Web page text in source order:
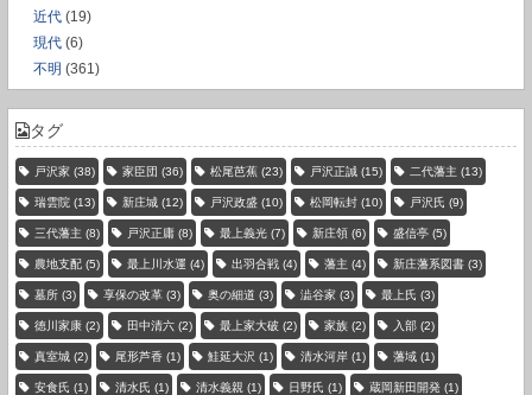
近代 (19)
現代 (6)
不明 (361)
タグ
戸沢家 (38) 家臣団 (36) 松尾芭蕉 (23) 戸沢正誠 (15) 二代藩主 (13)
瑞雲院 (13) 新庄城 (12) 戸沢政盛 (10) 松岡転封 (10) 戸沢氏 (9)
三代藩主 (8) 戸沢正庸 (8) 最上義光 (7) 新庄領 (6) 盛信亭 (5)
農地支配 (5) 最上川水運 (4) 出羽合戦 (4) 藩主 (4) 新庄藩系図書 (3)
墓所 (3) 享保の改革 (3) 奥の細道 (3) 澁谷家 (3) 最上氏 (3)
徳川家康 (2) 田中清六 (2) 最上家大破 (2) 家族 (2) 入部 (2)
真室城 (2) 尾形芦香 (1) 鮭延大沢 (1) 清水河岸 (1) 藩域 (1)
安食氏 (1) 清水氏 (1) 清水義親 (1) 日野氏 (1) 蔵岡新田開発 (1)